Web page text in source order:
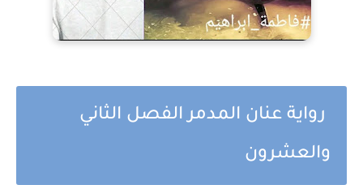
رواية عنان المدمر الفصل الثاني
والعشرون